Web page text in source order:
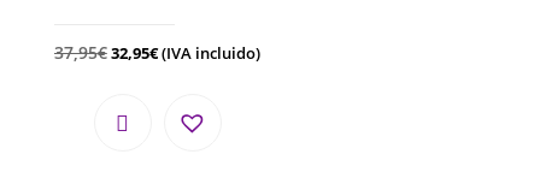
37,95€32,95€(IVA incluido)